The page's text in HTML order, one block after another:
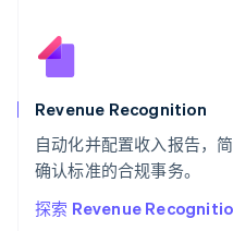
Revenue Recognition
自动化并配置收入报告，
确认标准的合规事务。
探索 Revenue
English
斯洛文尼亚
Italiano
泰国
ไทยEnglish
English